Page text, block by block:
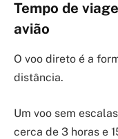
Tempo de
avião
O voo direto é a
distância.
Um voo sem
cerca de 3 horas e